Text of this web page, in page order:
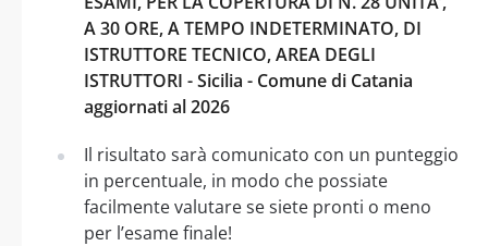
A 30 ORE, A TEMPO INDETERMINATO, DI
ISTRUTTORE TECNICO, AREA DEGLI
ISTRUTTORI - Sicilia - Comune di Catania
aggiornati al 2026
Il risultato sarà comunicato con un punteggio
in percentuale, in modo che possiate
facilmente valutare se siete pronti o meno
per l’esame finale!